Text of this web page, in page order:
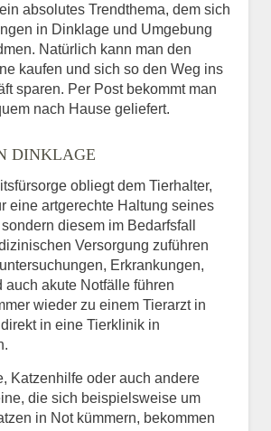
absolutes Trendthema, dem sich
in Dinklage und Umgebung
Natürlich kann man den
kaufen und sich so den Weg ins
sparen. Per Post bekommt man
nach Hause geliefert.
DINKLAGE
obliegt dem Tierhalter,
eine artgerechte Haltung seines
diesem im Bedarfsfall
Versorgung zuführen
Erkrankungen,
auch akute Notfälle führen
wieder zu einem Tierarzt in
in eine Tierklinik in
Katzenhilfe oder auch andere
die sich beispielsweise um
in Not kümmern, bekommen